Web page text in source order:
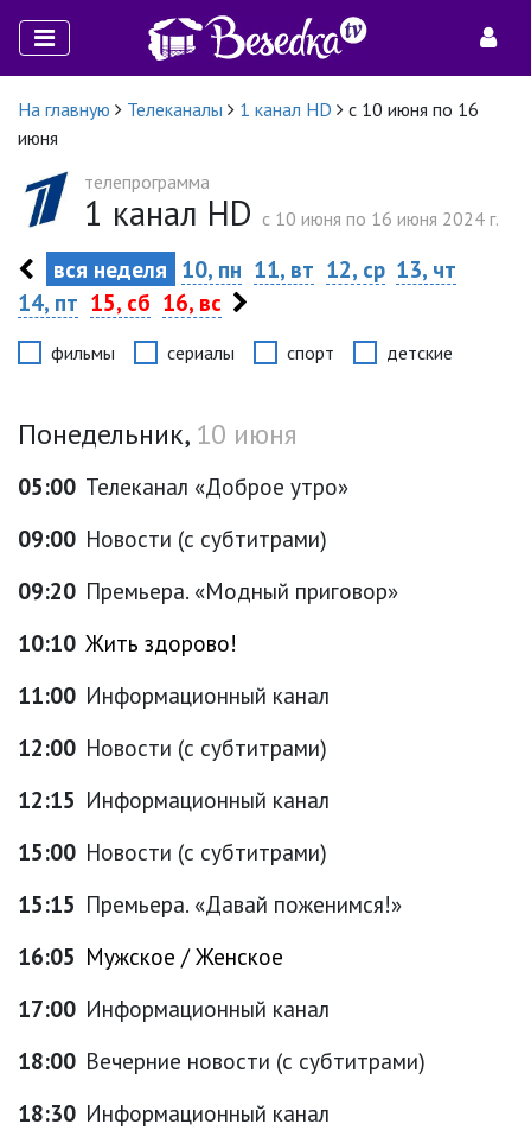
На главную Телеканалы 1 канал HD
с 10 июня по 16
июня
телепрограмма
1 канал HD c 10 июня по 16 июня 2024 г.
вся неделя 10, пн 11, вт 12, ср 13, чт
14, пт 15, сб 16, вс
фильмы сериалы спорт детские
Понедельник, 10 июня
05:00 Телеканал «Доброе утро»
09:00 Новости (с субтитрами)
09:20 Премьера. «Модный приговор»
10:10 Жить здорово!
11:00 Информационный канал
12:00 Новости (с субтитрами)
12:15 Информационный канал
15:00 Новости (с субтитрами)
15:15 Премьера. «Давай поженимся!»
16:05 Мужское / Женское
17:00 Информационный канал
18:00 Вечерние новости (с субтитрами)
18:30 Информационный канал